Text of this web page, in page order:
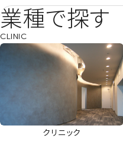
業種で探す
CLINIC
クリニック